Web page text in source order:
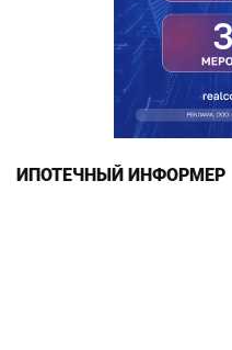
ИПОТЕЧНЫЙ ИНФОРМЕР